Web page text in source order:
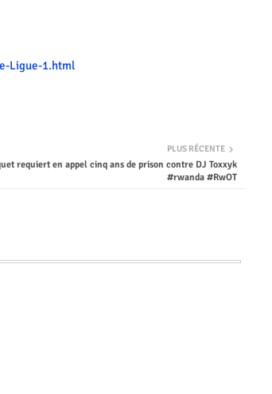
Ligue-1.html
PLUS RÉCENTE
requiert en appel cinq ans de prison contre DJ Toxxyk
#rwanda #RwOT